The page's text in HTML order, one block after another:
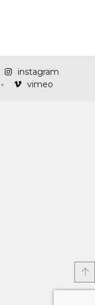
instagram
vimeo